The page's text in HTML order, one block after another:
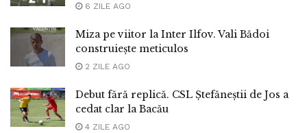
6 ZILE AGO
Miza pe viitor la Inter Ilfov. Vali Bădoi
construiește meticulos
2 ZILE AGO
Debut fără replică. CSL Ștefăneștii de Jos a
cedat clar la Bacău
4 ZILE AGO